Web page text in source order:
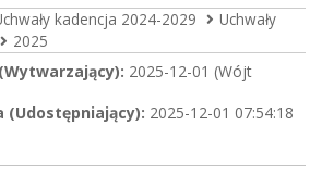
kadencja 2024-2029
Uchwały
2025
2025-12-01 (Wójt
(Udostępniający): 2025-12-01 07:54:18